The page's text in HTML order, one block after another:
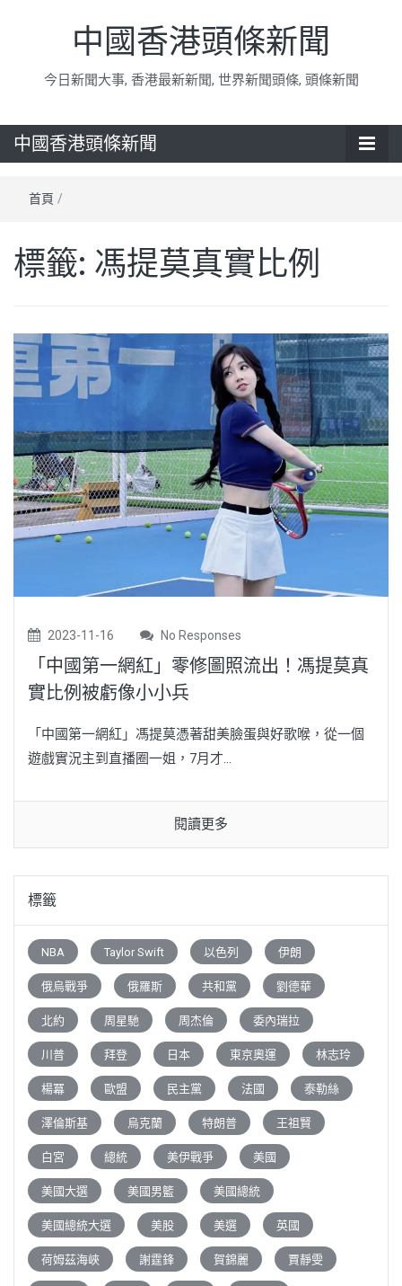
中國香港頭條新聞
今日新聞大事, 香港最新新聞, 世界新聞頭條, 頭條新聞
中國香港頭條新聞
首頁 /
標籤: 馮提莫真實比例
2023-11-16 No Responses
「中國第一網紅」零修圖照流出！馮提莫真
實比例被虧像小小兵
「中國第一網紅」馮提莫憑著甜美臉蛋與好歌喉，從一個
遊戲實況主到直播圈一姐，7月才...
閱讀更多
標籤
NBA Taylor Swift 以色列 伊朗
俄烏戰爭 俄羅斯 共和黨 劉德華
北約 周星馳 周杰倫 委內瑞拉
川普 拜登 日本 東京奧運 林志玲
楊冪 歐盟 民主黨 法國 泰勒絲
澤倫斯基 烏克蘭 特朗普 王祖賢
白宮 總統 美伊戰爭 美國
美國大選 美國男籃 美國總統
美國總統大選 美股 美選 英國
荷姆茲海峽 謝霆鋒 賀錦麗 賈靜雯